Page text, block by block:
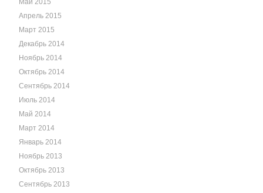
Апрель 2015
Март 2015
Декабрь 2014
Ноябрь 2014
Октябрь 2014
Сентябрь 2014
Июль 2014
Май 2014
Март 2014
Январь 2014
Ноябрь 2013
Октябрь 2013
Сентябрь 2013